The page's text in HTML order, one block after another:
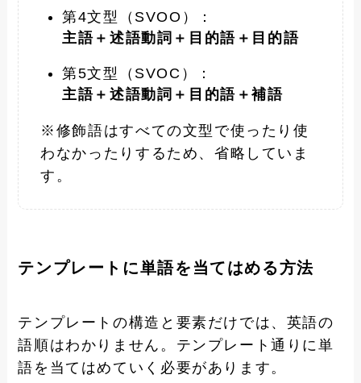
第4文型（SVOO）：
主語＋述語動詞＋目的語＋目的語
第5文型（SVOC）：
主語＋述語動詞＋目的語＋補語
※修飾語はすべての文型で使ったり使
わなかったりするため、省略していま
す。
テンプレートに単語を当てはめる方法
テンプレートの構造と要素だけでは、英語の
語順はわかりません。テンプレート通りに単
語を当てはめていく必要があります。